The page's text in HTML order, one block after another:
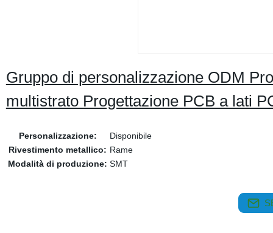
Gruppo di personalizzazione ODM
multistrato Progettazione PCB a lati
Personalizzazione:
Disponibile
Rivestimento metallico: Rame
Modalità di produzione: SMT